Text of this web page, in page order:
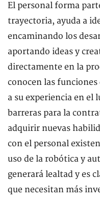
El personal forma
trayectoria, ayuda a
encaminando los
aportando ideas y
directamente en la
conocen las
a su experiencia en el
barreras para la
adquirir nuevas
con el personal
uso de la robótica y
generará lealtad y es
que necesitan más